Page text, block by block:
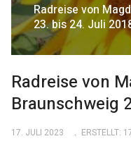
Radreise von
23. bis 24. Juli
Radreise von
Braunschweig
17. JULI 2023 ERSTELLT: